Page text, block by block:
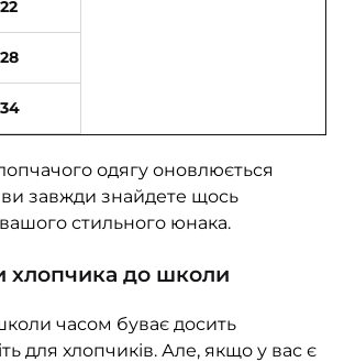
одягу оновлюється
завжди знайдете щось
стильного юнака.
хлопчика до школи
часом буває досить
для хлопчиків. Але, якщо у вас є